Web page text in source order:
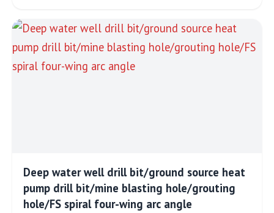
Deep water well drill bit/ground source heat
pump drill bit/mine blasting hole/grouting
hole/FS spiral four-wing arc angle